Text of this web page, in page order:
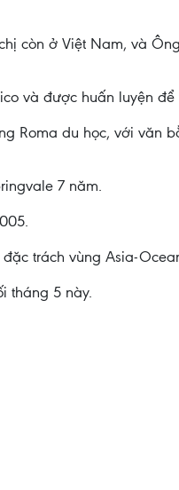
còn ở Việt Nam, và
và được huấn luyện
Roma du học, với văn
7 năm.
trách vùng Asia-
tháng 5 này.